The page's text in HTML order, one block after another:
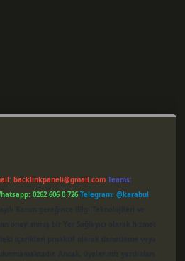
backlinkpaneli@gmail.com Teams:
0262 606 0 726 Telegram: @karabul